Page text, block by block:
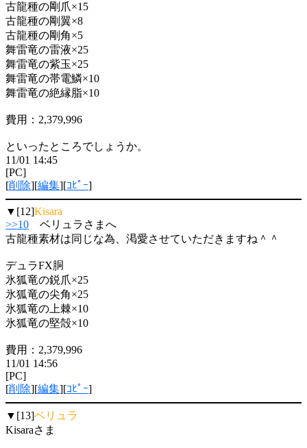
古龍種の剛爪×15
古龍種の剛翼×8
古龍種の剛角×5
舞雷竜の雷液×25
舞雷竜の紫玉×25
舞雷竜の帯電鱗×10
舞雷竜の絶縁脂×10
費用：2,379,996
といったところでしょうか。
11/01 14:45
[PC]
[削除][編集][ｺﾋﾟｰ]
▼[12]Kisara
>>10 ベリュラさまへ
古龍種素材は同じな為、渇愛させていただきますね＾＾
デュラFX胴
氷狐竜の鋭爪×25
氷狐竜の尖角×25
氷狐竜の上棘×10
氷狐竜の堅殻×10
費用：2,379,996
11/01 14:56
[PC]
[削除][編集][ｺﾋﾟｰ]
▼[13]ベリュラ
Kisaraさま